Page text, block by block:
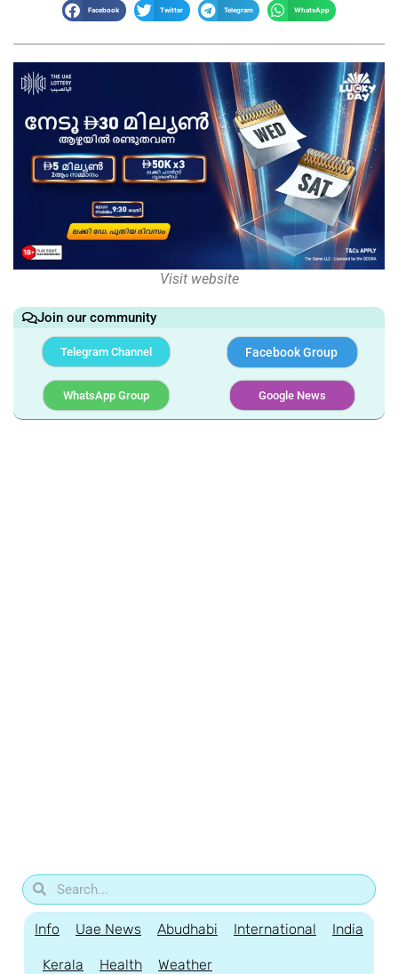
Facebook Twitter Telegram WhatsApp
Visit website
Join our community
Telegram Channel Facebook Group
WhatsApp Group Google News
Info Uae News Abudhabi International India
Kerala Health Weather